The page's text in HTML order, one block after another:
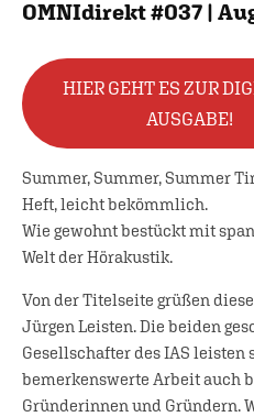
OMNIdirekt #037 |
HIER GEHT ES ZUR
AUSGABE!
Summer, Summer, Summer
Heft, leicht bekömmlich.
Wie gewohnt bestückt mit
Welt der Hörakustik.
Von der Titelseite grüßen
Jürgen Leisten. Die beiden
Gesellschafter des IAS leisten
bemerkenswerte Arbeit auch
Gründerinnen und Gründern.